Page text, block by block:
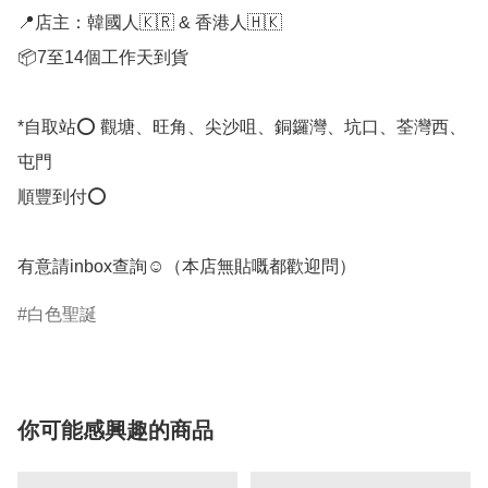
📍店主：韓國人🇰🇷 & 香港人🇭🇰
📦7至14個工作天到貨
*自取站⭕ 觀塘、旺角、尖沙咀、銅鑼灣、坑口、荃灣西、
屯門
順豐到付⭕
有意請inbox查詢☺️（本店無貼嘅都歡迎問） 
白色聖誕
你可能感興趣的商品